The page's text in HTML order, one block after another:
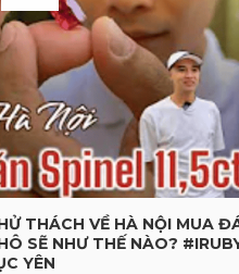
THÁCH VỀ HÀ NỘI MUA
SẼ NHƯ THẾ NÀO?
YÊN